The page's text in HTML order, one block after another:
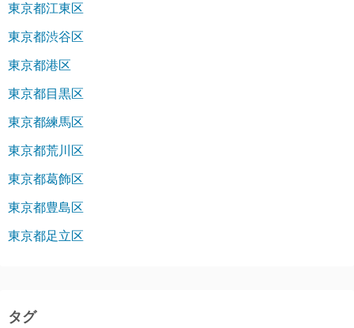
東京都江東区
東京都渋谷区
東京都港区
東京都目黒区
東京都練馬区
東京都荒川区
東京都葛飾区
東京都豊島区
東京都足立区
タグ